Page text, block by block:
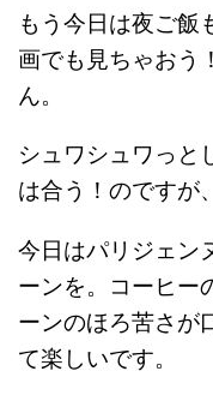
もう今日は夜ご飯
画でも見ちゃおう
ん。
シュワシュワっと
は合う！のですが、
今日はパリジェン
ーンを。コーヒー
ーンのほろ苦さが
て楽しいです。